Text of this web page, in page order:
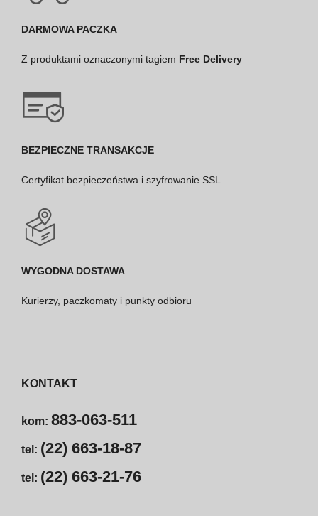
DARMOWA PACZKA
Z produktami oznaczonymi tagiem Free Delivery
BEZPIECZNE TRANSAKCJE
Certyfikat bezpieczeństwa i szyfrowanie SSL
WYGODNA DOSTAWA
Kurierzy, paczkomaty i punkty odbioru
KONTAKT
kom: 883-063-511
tel: (22) 663-18-87
tel: (22) 663-21-76